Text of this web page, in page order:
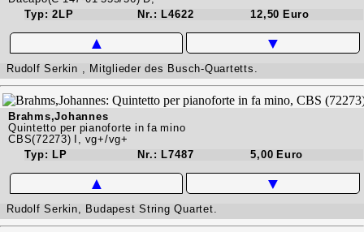
Typ: 2LP
Nr.: L4622 12,50 Euro
▲ ▼
Rudolf Serkin , Mitglieder des Busch-Quartetts.
Brahms,Johannes
Quintetto per pianoforte in fa mino
CBS(72273) I, vg+/vg+
Typ: LP
Nr.: L7487 5,00 Euro
▲ ▼
Rudolf Serkin, Budapest String Quartet.